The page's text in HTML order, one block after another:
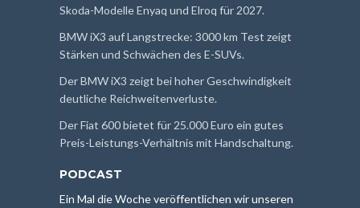
Skoda-Modelle Enyaq und Elroq für 2027.
BMW iX3 auf Langstrecke: 3000 km Test zeigt
Stärken und Schwächen des E-SUVs.
Der BMW iX3 zeigt bei hoher Geschwindigkeit
deutliche Reichweitenverluste.
Der Fiat 600 bietet für 25.000 Euro ein gutes
Preis-Leistungs-Verhältnis mit Handschaltung.
PODCAST
Ein Mal die Woche veröffentlichen wir unseren